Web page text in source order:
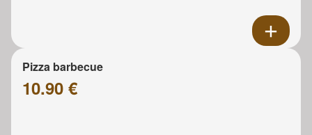
Pizza barbecue
10.90 €